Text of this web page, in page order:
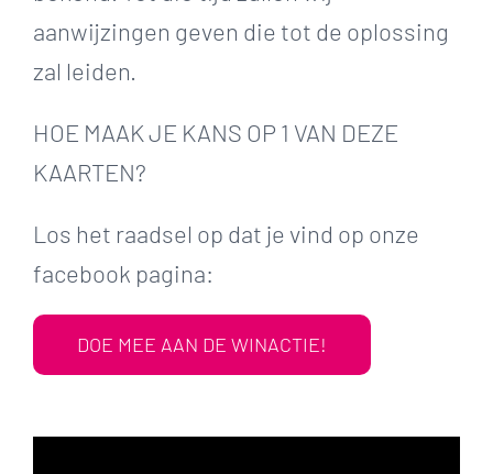
aanwijzingen geven die tot de oplossing
zal leiden.
HOE MAAK JE KANS OP 1 VAN DEZE
KAARTEN?
Los het raadsel op dat je vind op onze
facebook pagina:
DOE MEE AAN DE WINACTIE!